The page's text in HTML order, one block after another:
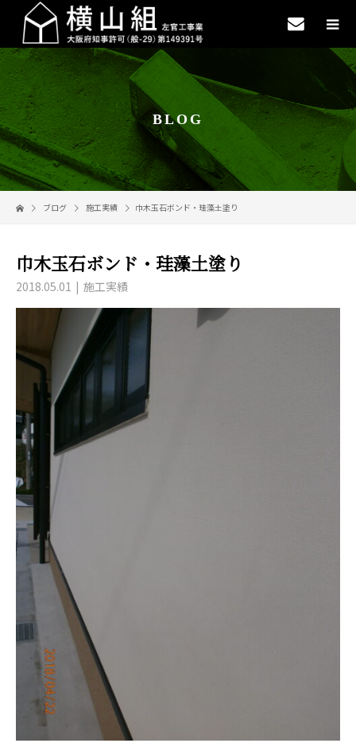
BLOG
ブログ 施工実績 巾木玉石ボンド・珪藻土塗り
巾木玉石ボンド・珪藻土塗り
2018.05.01 施工実績